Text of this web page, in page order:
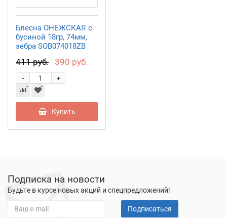
Блесна ОНЕЖСКАЯ с
бусиной 18гр, 74мм,
зебра SOB074018ZB
411 руб. 390 руб.
+
-
Купить
Подписка на новости
Будьте в курсе новых акций и спецпредложений!
Подписаться